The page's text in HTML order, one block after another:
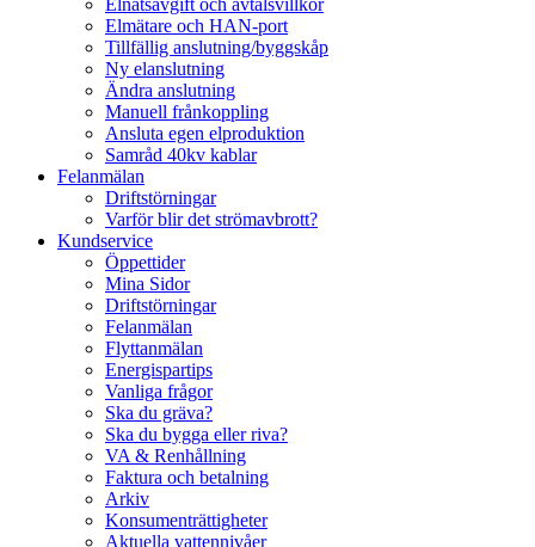
Elnätsavgift och avtalsvillkor
Elmätare och HAN-port
Tillfällig anslutning/byggskåp
Ny elanslutning
Ändra anslutning
Manuell frånkoppling
Ansluta egen elproduktion
Samråd 40kv kablar
Felanmälan
Driftstörningar
Varför blir det strömavbrott?
Kundservice
Öppettider
Mina Sidor
Driftstörningar
Felanmälan
Flyttanmälan
Energispartips
Vanliga frågor
Ska du gräva?
Ska du bygga eller riva?
VA & Renhållning
Faktura och betalning
Arkiv
Konsumenträttigheter
Aktuella vattennivåer